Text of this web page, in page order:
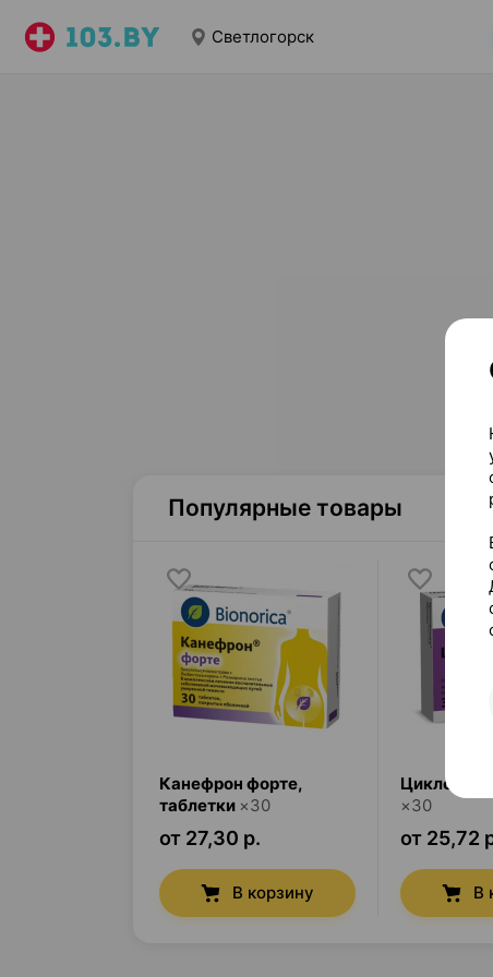
Светлогорск
Популярные товары
Канефрон форте,
таблетки ×30
от 27,30 р.
В корзину
Циклодинон
×30
от 25,72
В